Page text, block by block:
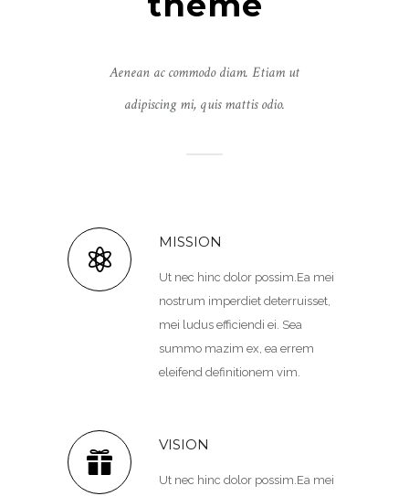
Aenean ac commodo diam. Etiam ut
adipiscing mi, quis mattis odio.
MISSION
Ut nec hinc dolor possim.Ea mei
nostrum imperdiet deterruisset,
mei ludus efficiendi ei. Sea
summo mazim ex, ea errem
eleifend definitionem vim.
VISION
Ut nec hinc dolor possim.Ea mei